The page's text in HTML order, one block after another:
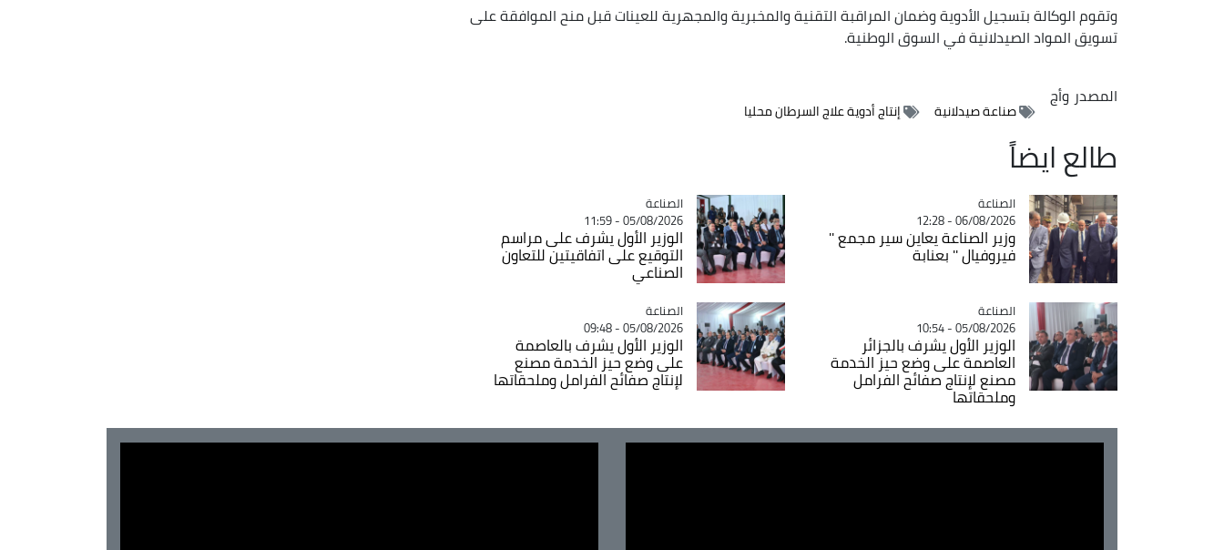
وتقوم الوكالة بتسجيل الأدوية وضمان المراقبة التقنية والمخبرية والمجهرية للعينات قبل منح الموافقة على
تسويق المواد الصيدلانية في السوق الوطنية.
المصدر وأج
صناعة صيدلانية إنتاج أدوية علاج السرطان محليا
طالع ايضاً
Catégorie
الصناعة
06/08/2026 - 12:28
وزير الصناعة يعاين سير مجمع ''
فيروفيال '' بعنابة
Catégorie
الصناعة
05/08/2026 - 11:59
الوزير الأول يشرف على مراسم
التوقيع على اتفاقيتين للتعاون
الصناعي
Catégorie
الصناعة
05/08/2026 - 10:54
الوزير الأول يشرف بالجزائر
العاصمة على وضع حيز الخدمة
مصنع لإنتاج صفائح الفرامل
وملحقاتها
Catégorie
الصناعة
05/08/2026 - 09:48
الوزير الأول يشرف بالعاصمة
على وضع حيز الخدمة مصنع
لإنتاج صفائح الفرامل وملحقاتها